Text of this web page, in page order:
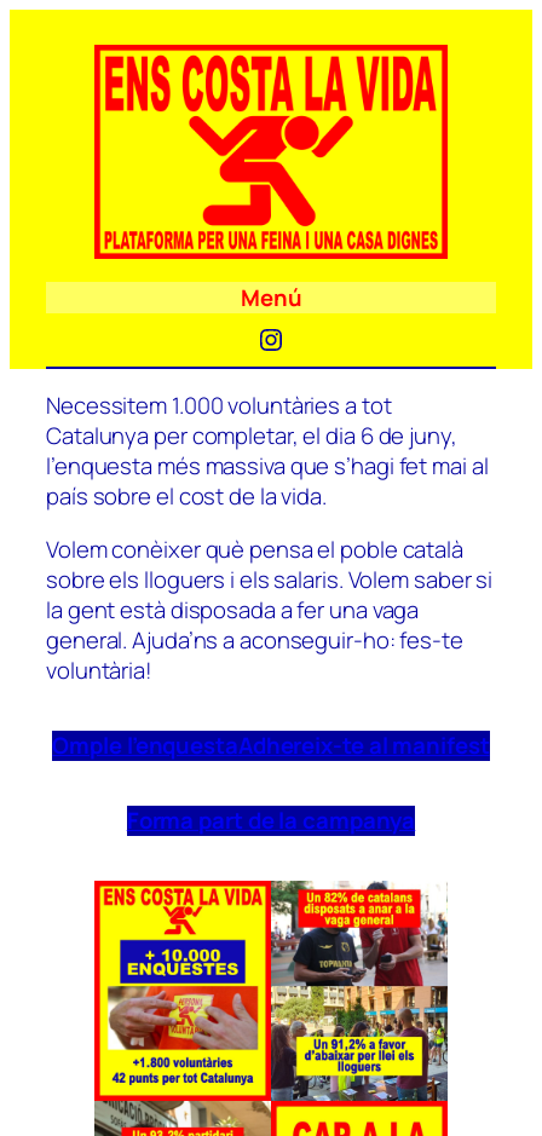
Menú
Instagram
Necessitem 1.000 voluntàries a tot
Catalunya per completar, el dia 6 de juny,
l’enquesta més massiva que s’hagi fet mai al
país sobre el cost de la vida.
Volem conèixer què pensa el poble català
sobre els lloguers i els salaris. Volem saber si
la gent està disposada a fer una vaga
general. Ajuda’ns a aconseguir-ho: fes-te
voluntària!
Omple l’enquestaAdhereix-te al manifest
Forma part de la campanya